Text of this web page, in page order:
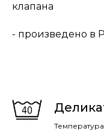
клапана
- произведено в